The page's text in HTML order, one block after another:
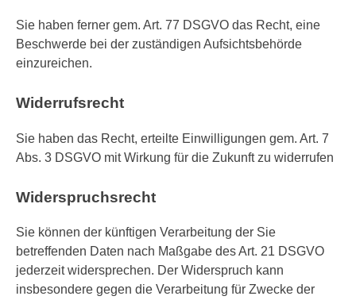
Sie haben ferner gem. Art. 77 DSGVO das Recht, eine
Beschwerde bei der zuständigen Aufsichtsbehörde
einzureichen.
Widerrufsrecht
Sie haben das Recht, erteilte Einwilligungen gem. Art. 7
Abs. 3 DSGVO mit Wirkung für die Zukunft zu widerrufen
Widerspruchsrecht
Sie können der künftigen Verarbeitung der Sie
betreffenden Daten nach Maßgabe des Art. 21 DSGVO
jederzeit widersprechen. Der Widerspruch kann
insbesondere gegen die Verarbeitung für Zwecke der